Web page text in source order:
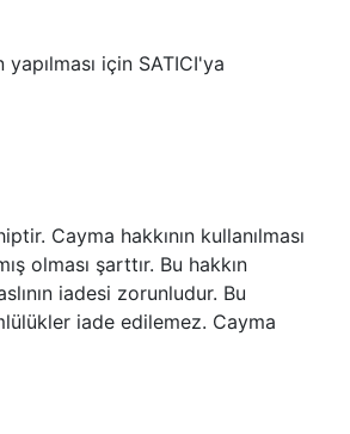
için SATICI'ya
Cayma hakkının kullanılması
olması şarttır. Bu hakkın
iadesi zorunludur. Bu
iade edilemez. Cayma